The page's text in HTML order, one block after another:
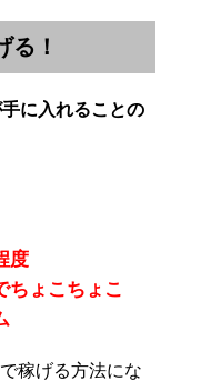
る！
に入れることの
度
ちょこちょこ
稼げる方法にな